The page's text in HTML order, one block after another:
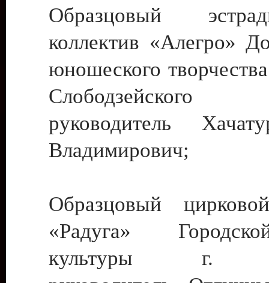
Образцовый
коллектив «Алегро»
юношеского
руководитель
Владимирович;
Образцовый
«Радуга»
культуры г.